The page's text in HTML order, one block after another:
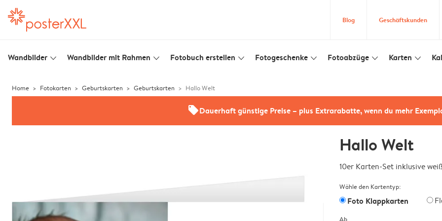
Blog Geschäftskunden
Wandbilder slim_arrow_down Wandbilder mit Rahmen slim_arrow_down Fotobuch erstellen slim_arrow_down Fotogeschenke slim_arrow_down Fotoabzüge slim_arrow_down Karten slim_arrow_down
Home Fotokarten Geburtskarten Geburtskarten Hallo Welt
offersDauerhaft günstige Preise – plus Extrarabatte, wenn du mehr
Hallo Welt
10er Karten-Set inklusive
Wähle den Kartentyp:
Foto Klappkarten
Ab